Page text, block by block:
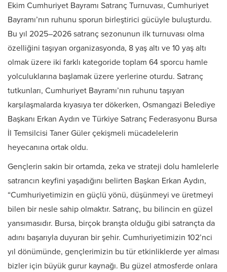
Ekim Cumhuriyet Bayramı Satranç Turnuvası, Cumhuriyet
Bayramı’nın ruhunu sporun birleştirici gücüyle buluşturdu.
Bu yıl 2025–2026 satranç sezonunun ilk turnuvası olma
özelliğini taşıyan organizasyonda, 8 yaş altı ve 10 yaş altı
olmak üzere iki farklı kategoride toplam 64 sporcu hamle
yolculuklarına başlamak üzere yerlerine oturdu. Satranç
tutkunları, Cumhuriyet Bayramı’nın ruhunu taşıyan
karşılaşmalarda kıyasıya ter dökerken, Osmangazi Belediye
Başkanı Erkan Aydın ve Türkiye Satranç Federasyonu Bursa
İl Temsilcisi Taner Güler çekişmeli mücadelelerin
heyecanına ortak oldu.
Gençlerin sakin bir ortamda, zeka ve strateji dolu hamlelerle
satrancın keyfini yaşadığını belirten Başkan Erkan Aydın,
“Cumhuriyetimizin en güçlü yönü, düşünmeyi ve üretmeyi
bilen bir nesle sahip olmaktır. Satranç, bu bilincin en güzel
yansımasıdır. Bursa, birçok branşta olduğu gibi satrançta da
adını başarıyla duyuran bir şehir. Cumhuriyetimizin 102’nci
yıl dönümünde, gençlerimizin bu tür etkinliklerde yer alması
bizler için büyük gurur kaynağı. Bu güzel atmosferde onlara